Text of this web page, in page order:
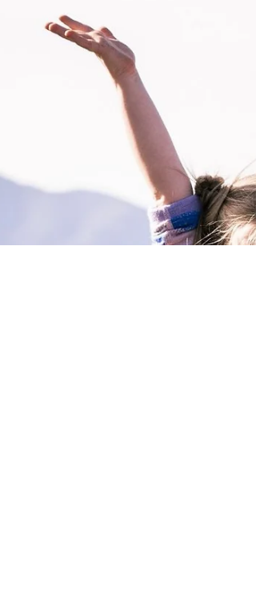
prevenção nessa fase ajuda a evitar
como a cárie de mamadeira e ensina hábitos
de higiene bucal desde cedo. No Cuide Bem
Seu Sorriso Kids, cuidamos do sorriso dos
pequenos com atenção especial em cada fase
do crescimento. Agende sua visita e comece o
cuidado no tempo certo!